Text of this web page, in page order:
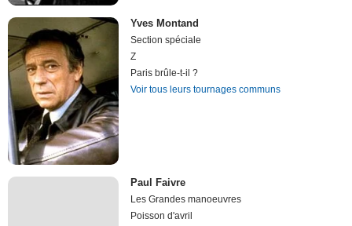
Yves Montand
Section spéciale
Z
Paris brûle-t-il ?
Voir tous leurs tournages communs
Paul Faivre
Les Grandes manoeuvres
Poisson d'avril